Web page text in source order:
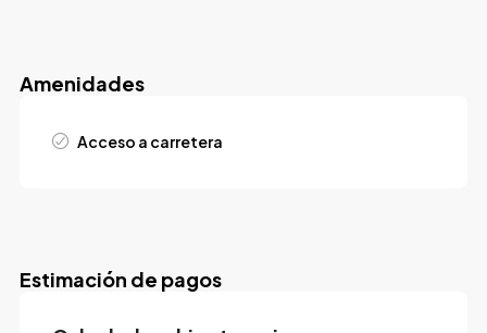
Amenidades
Acceso a carretera
Estimación de pagos